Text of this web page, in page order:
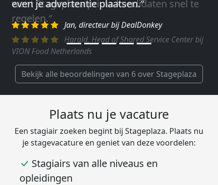
weet Stageplaza prima kandidaten snel te
regelen.″
Harald, Head of Shared Service Center bij
VION Food Netherlands
Bekijk alle beoordelingen van 6 over Stageplaza
Plaats nu je vacature
Een stagiair zoeken begint bij Stageplaza. Plaats nu
je stagevacature en geniet van deze voordelen:
Stagiairs van alle niveaus en
opleidingen